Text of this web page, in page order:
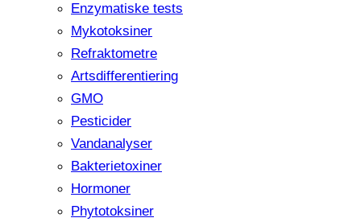
Enzymatiske tests
Mykotoksiner
Refraktometre
Artsdifferentiering
GMO
Pesticider
Vandanalyser
Bakterietoxiner
Hormoner
Phytotoksiner